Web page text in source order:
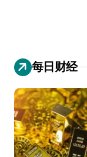
每日财经